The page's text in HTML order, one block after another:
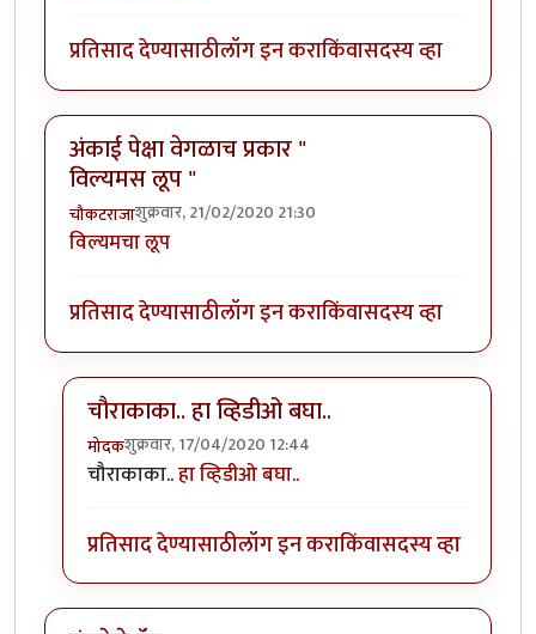
प्रतिसाद देण्यासाठीलॉग इन कराकिंवासदस्य व्हा
अंकाई पेक्षा वेगळाच प्रकार "
विल्यमस लूप "
चौकटराजाशुक्रवार, 21/02/2020 21:30
विल्यमचा लूप
प्रतिसाद देण्यासाठीलॉग इन कराकिंवासदस्य व्हा
चौराकाका.. हा व्हिडीओ बघा..
मोदकशुक्रवार, 17/04/2020 12:44
In reply toअंकाई पेक्षा वेगळाच प्रकार " विल्यमस लूप "
चौराकाका..हा व्हिडीओ बघा..
प्रतिसाद देण्यासाठीलॉग इन कराकिंवासदस्य व्हा